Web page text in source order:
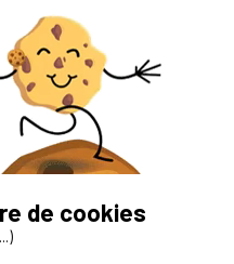
?
de cookies